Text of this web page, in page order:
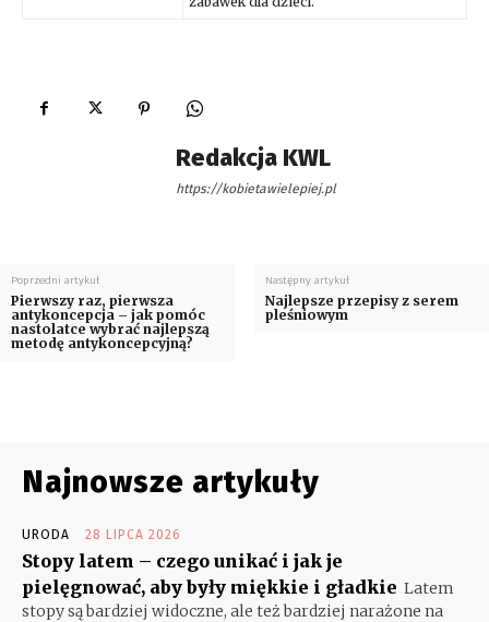
Redakcja KWL
https://kobietawielepiej.pl
Poprzedni artykuł
Pierwszy raz, pierwsza
antykoncepcja – jak pomóc
nastolatce wybrać najlepszą
metodę antykoncepcyjną?
Następny artykuł
Najlepsze przepisy z serem
pleśniowym
Najnowsze artykuły
URODA 28 LIPCA 2026
Stopy latem – czego unikać i jak je
pielęgnować, aby były miękkie i gładkie Latem
stopy są bardziej widoczne, ale też bardziej narażone na